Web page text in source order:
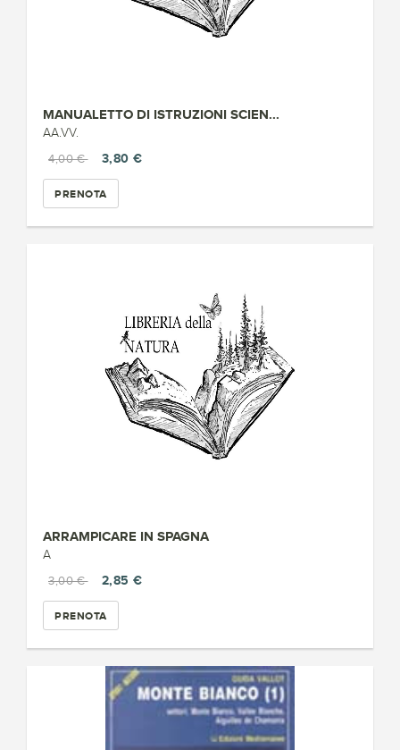
MANUALETTO DI ISTRUZIONI SCIEN...
AA.VV.
4,00 €
3,80 €
PRENOTA
ARRAMPICARE IN SPAGNA
A
3,00 €
2,85 €
PRENOTA